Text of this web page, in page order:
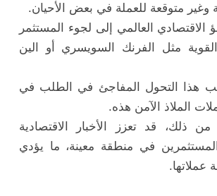
متوقعة للعملة في بعض الأحيان.
الاقتصادي العالمي إلى لجوء المستثمر
مثل الفرنك السويسري أو الين
هذا التحول المفاجئ في الطلب في
الملاذ الآمن هذه.
ذلك، قد تعزز الأخبار الاقتصادية
المستثمرين في منطقة معينة، ما يؤدي
عملاتها.